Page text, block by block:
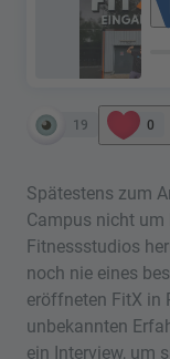
19 0
Spätestens zum
Campus nicht
Fitnessstudios
noch nie eines
eröffneten FitX in
unbekannten
ein Interview, um